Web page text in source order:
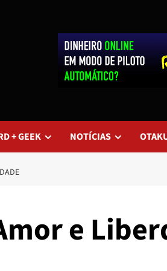
+ GEEK NOTÍCIAS
e